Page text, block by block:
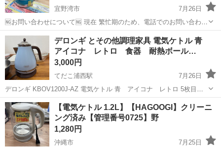
宜野湾市
7月26日
🆖お問い合わせについて🆖 現在 繁忙期のため、電話でのお問い合わせ
はお控えください。 ❌⚠お取り置き不可⚠❌ ご来店いただき、全額決
済していただいたお客様を優先としております。 お取り置き、保管は
対応ができません。 ...
沖縄 宜野湾市 キッチン家電 デロンギ
デロンギ とその他調理家具 電気ケトル 青
アイコナ レトロ 食器 耐熱ボール…
3,000円
てだこ浦西駅
7月26日
デロンギ KBOV1200J-AZ 電気ケトル 青 アイコナ レトロ 5枚目の
調理家具まとめて引き取ってくれる方限定 電気ケトルはレトロなデザ
インでオシャレだと思います 元からフタ硬いかっちりタイプなんで開
け閉め多い時はふ...
沖縄 中頭郡 てだこ浦西駅 キッチン家電
【電気ケトル 1.2L】【HAGOOGI】クリーニ
ング済み【管理番号0725】野
1,280円
沖縄市
7月25日